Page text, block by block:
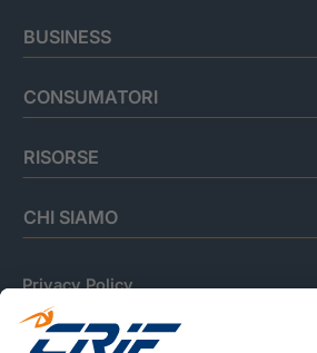
BUSINESS
CONSUMATORI
RISORSE
CHI SIAMO
Privacy Policy
Cookie Policy
Informativa Dati Personali